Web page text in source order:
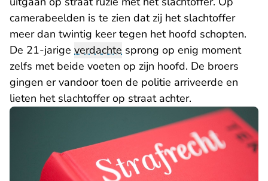
camerabeelden is te zien dat zij het slachtoffer
meer dan twintig keer tegen het hoofd schopten.
De 21-jarige verdachte sprong op enig moment
zelfs met beide voeten op zijn hoofd. De broers
gingen er vandoor toen de politie arriveerde en
lieten het slachtoffer op straat achter.